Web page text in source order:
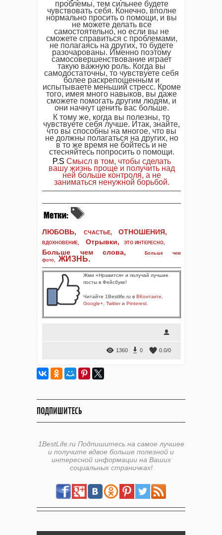
проблемы, тем сильнее будете
чувствовать себя. Конечно, вполне
нормально просить о помощи, и вы
не можете делать все
самостоятельно, но если вы не
сможете справиться с проблемами,
не полагаясь на других, то будете
разочарованы. Именно поэтому
самосовершенствование играет
такую важную роль. Когда вы
самодостаточны, то чувствуете себя
более раскрепощенным и
испытываете меньший стресс. Кроме
того, имея много навыков, вы даже
сможете помогать другим людям, и
они начнут ценить вас больше.
К тому же, когда вы полезны, то
чувствуете себя лучше. Итак, знайте,
что вы способны на многое, что вы
не должны полагаться на других, но
в то же время не бойтесь и не
стесняйтесь попросить о помощи.
P.S Смысл в том, чтобы сделать
вашу жизнь проще и получить над
ней больше контроля, а не
заниматься ненужной борьбой.
ЛЮБОВЬ, СЧАСТЬЕ, ОТНОШЕНИЯ,
ВДОХНОВЕНИЕ, Отрывки, ЭТО ИНТЕРЕСНО,
Больше чем слова,
Больше чем
фото, ЖИЗНЬ.
Жми «Нравится» и получай лучшие
посты в Фейсбуке!
Читайте 1Bestlife.ru в ВКонтакте
Google+ Twitterи Pinterest
1360 0 0.0/0
ПОДПИШИТЕСЬ
1BestLife.ru Подпишитесь на самое лучшее
и получите вдвое больше полезной и
интересной информации на Ваших
социальных страничках!